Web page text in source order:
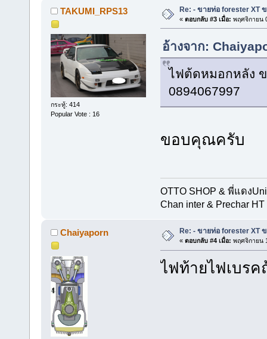
TAKUMI_RPS13
กระทู้: 414
Popular Vote : 16
Re: - ขายท่อ forester XT
« ตอบกลับ #3 เมื่อ: พฤศจิกายน
อ้างจาก:
ไฟต้ดหมอกหลัง
0894067997
ขอบคุณครับ
OTTO SHOP & พี่แดง
Chan inter & Prechar
Chaiyaporn Re: - ขายท่อ forester XT
« ตอบกลับ #4 เมื่อ: พฤศจิกายน
ไฟท้ายไฟเบรค